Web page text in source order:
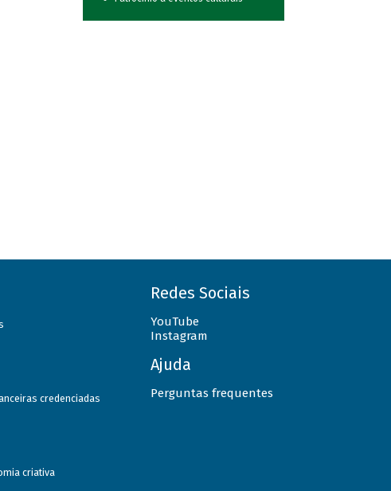
credenciadas
criativa
Redes Sociais
YouTube
Instagram
Ajuda
Perguntas frequentes